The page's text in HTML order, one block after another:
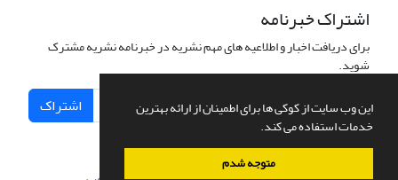
این وب سایت از کوکی ها برای اطمینان از ارائه بهترین
خدمات استفاده می کند.
متوجه شدم
اشتراک خبرنامه
برای دریافت اخبار و اطلاعیه های مهم نشریه در خبرنامه نشریه مشترک
شوید.
اشتراک